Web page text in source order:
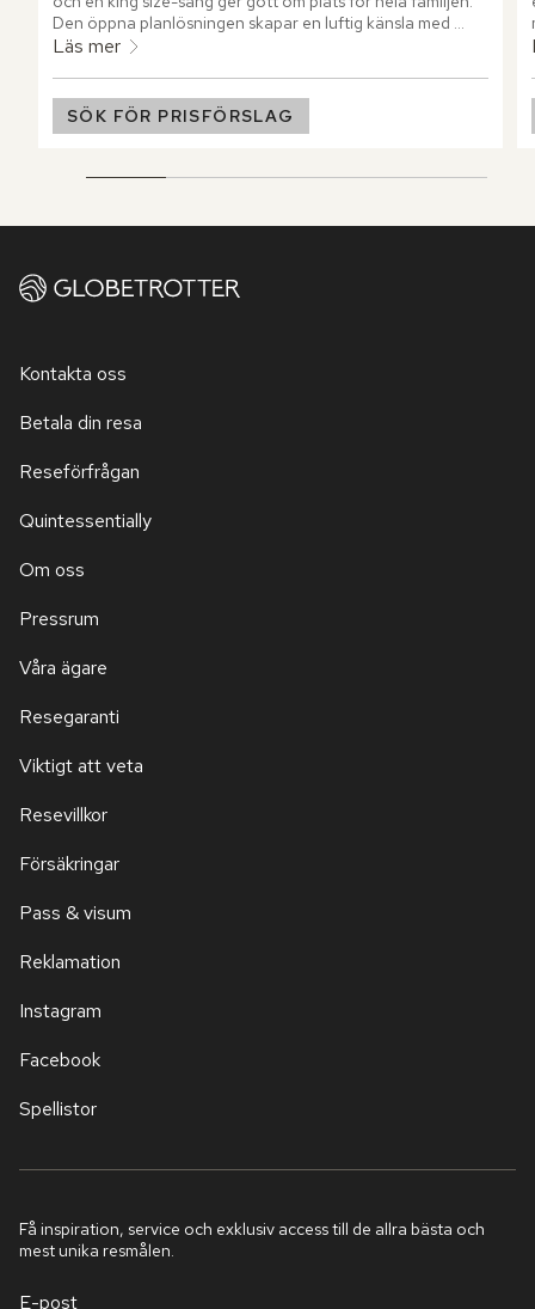
Den öppna planlösningen skapar en luftig känsla med
utrymme att umgås och landa mellan dagens upplevelser.
Läs mer
SÖK FÖR PRISFÖRSLAG
Kontakta oss
Betala din resa
Reseförfrågan
Quintessentially
Om oss
Pressrum
Våra ägare
Resegaranti
Viktigt att veta
Resevillkor
Försäkringar
Pass & visum
Reklamation
Instagram
Facebook
Spellistor
Få inspiration, service och exklusiv access till de allra bästa och
mest unika resmålen.
E-post